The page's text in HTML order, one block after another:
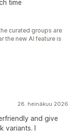
time
curated groups are
the new AI feature is
28. heinäkuu 2026
and give
I